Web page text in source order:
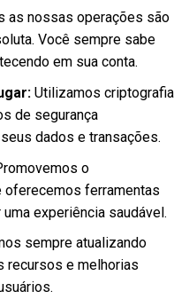
as nossas operações são
Você sempre sabe
em sua conta.
Utilizamos criptografia
de segurança
dados e transações.
o
ferramentas
experiência saudável.
sempre atualizando
recursos e melhorias